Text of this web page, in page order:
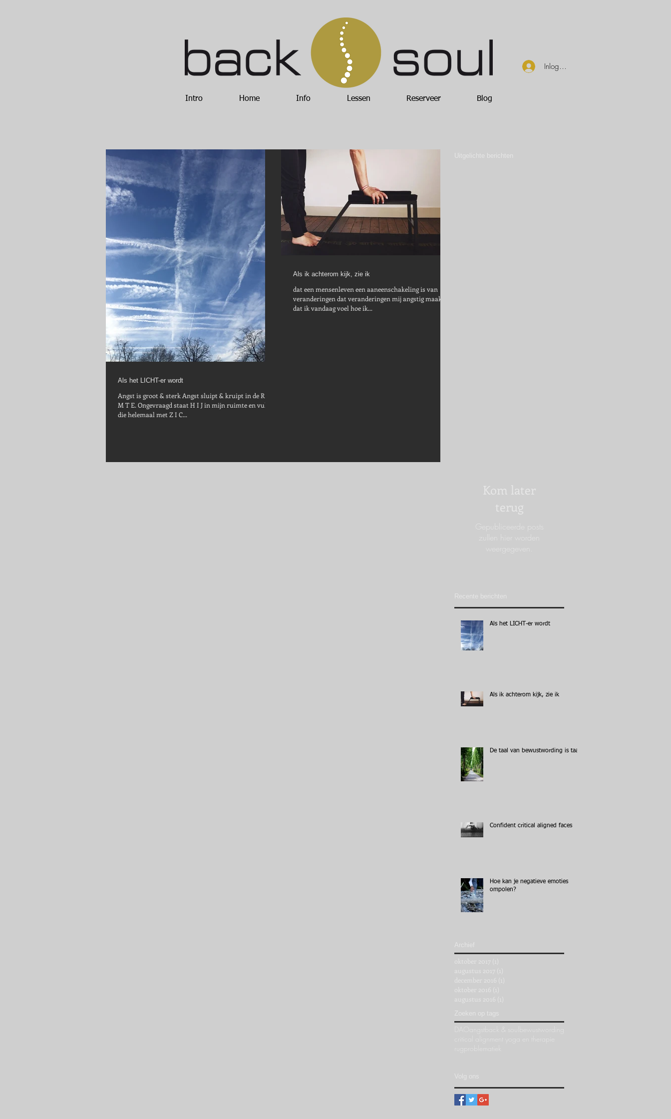
Inloggen
Intro Home Info Lessen Reserveer Blog
Als het LICHT-er wordt
Angst is groot & sterk Angst sluipt & kruipt in de R U I
M T E. Ongevraagd staat H I J in mijn ruimte en vult
die helemaal met Z I C...
Als ik achterom kijk, zie ik
dat een mensenleven een aaneenschakeling is van
veranderingen dat veranderingen mij angstig maakten
dat ik vandaag voel hoe ik...
Uitgelichte berichten
Kom later
terug
Recente berichten
Als het LICHT-er wordt
Als ik achterom kijk, zie ik
De taal van bewustwording is taal
Confident critical aligned faces
Hoe kan je negatieve emoties
ompolen?
Archief
oktober 2017 (1)
augustus 2017
(1)
december 2016 (1)
oktober 2016 (1)
augustus 2016 (1)
Zoeken op tags
Volg ons